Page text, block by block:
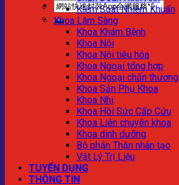
Kiểm Soát Nhiễm Khuẩn
Khoa Lâm Sàng
Khoa Khám Bệnh
Khoa Nội
Khoa Nội tiêu hóa
Khoa Ngoại tổng hợp
Khoa Ngoại chấn thương
Khoa Sản Phụ Khoa
Khoa Nhi
Khoa Hồi Sức Cấp Cứu
Khoa Liên chuyên khoa
Khoa dinh dưỡng
Bộ phận Thận nhân tạo
Vật Lý Trị Liệu
TUYỂN DỤNG
THÔNG TIN